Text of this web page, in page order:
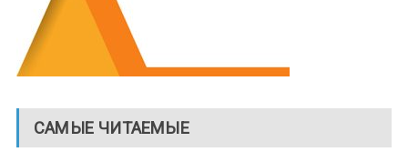
САМЫЕ ЧИТАЕМЫЕ